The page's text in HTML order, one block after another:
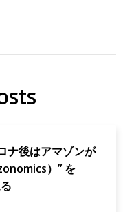
ナ後はアマゾンが
）” を